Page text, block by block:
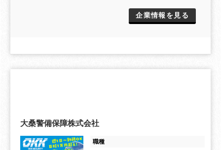
企業情報を見る
大桑警備保障株式会社
職種